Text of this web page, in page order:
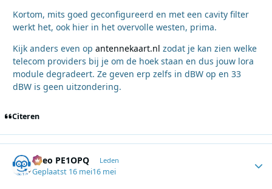
Kortom, mits goed geconfigureerd en met een cavity filter
werkt het, ook hier in het overvolle westen, prima.
Kijk anders even op antennekaart.nl zodat je kan zien welke
telecom providers bij je om de hoek staan en dus jouw lora
module degradeert. Ze geven erp zelfs in dBW op en 33
dBW is geen uitzondering.
Citeren
Theo PE1OPQ Leden
Geplaatst 16 mei16 mei